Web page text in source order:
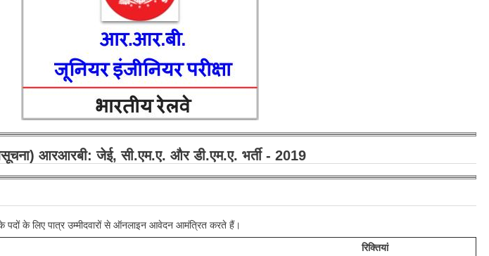
आरआरबी: जेई, सी.एम.ए. और डी.एम.ए. भर्ती - 2019
पदों के लिए पात्र उम्मीदवारों से ऑनलाइन आवेदन आमंत्रित करते हैं।
रिक्तियां